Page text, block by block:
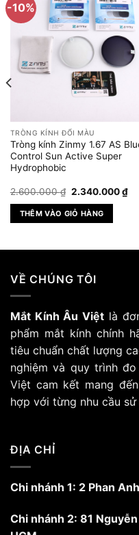
-10%
TRÒNG KÍNH ĐỔI MÀU
Tròng kính Zinmy 1.67 AS
Control Sun Active Super
Hydrophobic
2.600.000₫ Giá
là:
2.600.000 ₫.
2.340.000₫Giá
THÊM VÀO GIỎ HÀNG
VỀ CHÚNG TÔI
Mắt Kính Âu Việt là
phẩm mắt kính chính
tiêu chuẩn chất lượng
nghiệm và quy trình
Việt cam kết mang
hợp với từng nhu cầu sử
ĐỊA CHỈ
Chi nhánh 1: 2 Phan
Chi nhánh 2: 81